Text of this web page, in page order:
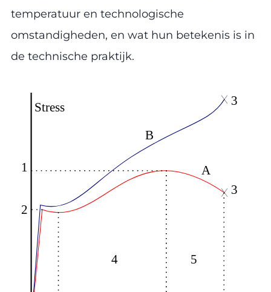
temperatuur en technologische
omstandigheden, en wat hun betekenis is in
de technische praktijk.